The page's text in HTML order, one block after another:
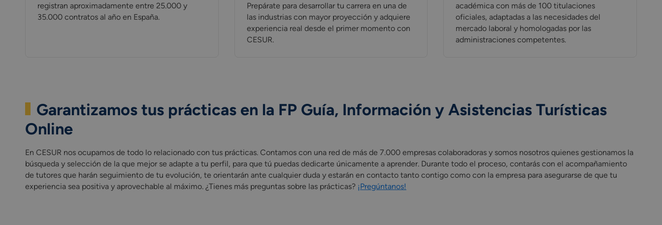
registran aproximadamente entre 25.000 y
35.000 contratos al año en España.
Prepárate para desarrollar tu carrera en una de
las industrias con mayor proyección y adquiere
experiencia real desde el primer momento con
CESUR.
académica con más de 100 titulaciones
oficiales, adaptadas a las necesidades del
mercado laboral y homologadas por las
administraciones competentes.
Garantizamos tus prácticas en la FP Guía, Información y Asistencias Turísticas
Online
En CESUR nos ocupamos de todo lo relacionado con tus prácticas. Contamos con una red de más de 7.000 empresas colaboradoras y somos nosotros quienes gestionamos la
búsqueda y selección de la que mejor se adapte a tu perfil, para que tú puedas dedicarte únicamente a aprender. Durante todo el proceso, contarás con el acompañamiento
de tutores que harán seguimiento de tu evolución, te orientarán ante cualquier duda y estarán en contacto tanto contigo como con la empresa para asegurarse de que tu
experiencia sea positiva y aprovechable al máximo. ¿Tienes más preguntas sobre las prácticas? ¡Pregúntanos!